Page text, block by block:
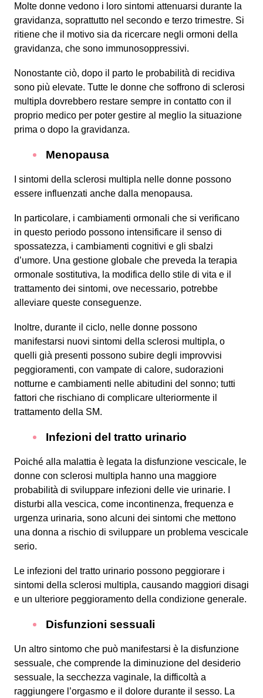
Molte donne vedono i loro sintomi attenuarsi durante la
gravidanza, soprattutto nel secondo e terzo trimestre. Si
ritiene che il motivo sia da ricercare negli ormoni della
gravidanza, che sono immunosoppressivi.
Nonostante ciò, dopo il parto le probabilità di recidiva
sono più elevate. Tutte le donne che soffrono di sclerosi
multipla dovrebbero restare sempre in contatto con il
proprio medico per poter gestire al meglio la situazione
prima o dopo la gravidanza.
Menopausa
I sintomi della sclerosi multipla nelle donne possono
essere influenzati anche dalla menopausa.
In particolare, i cambiamenti ormonali che si verificano
in questo periodo possono intensificare il senso di
spossatezza, i cambiamenti cognitivi e gli sbalzi
d’umore. Una gestione globale che preveda la terapia
ormonale sostitutiva, la modifica dello stile di vita e il
trattamento dei sintomi, ove necessario, potrebbe
alleviare queste conseguenze.
Inoltre, durante il ciclo, nelle donne possono
manifestarsi nuovi sintomi della sclerosi multipla, o
quelli già presenti possono subire degli improvvisi
peggioramenti, con vampate di calore, sudorazioni
notturne e cambiamenti nelle abitudini del sonno; tutti
fattori che rischiano di complicare ulteriormente il
trattamento della SM.
Infezioni del tratto urinario
Poiché alla malattia è legata la disfunzione vescicale, le
donne con sclerosi multipla hanno una maggiore
probabilità di sviluppare infezioni delle vie urinarie. I
disturbi alla vescica, come incontinenza, frequenza e
urgenza urinaria, sono alcuni dei sintomi che mettono
una donna a rischio di sviluppare un problema vescicale
serio.
Le infezioni del tratto urinario possono peggiorare i
sintomi della sclerosi multipla, causando maggiori disagi
e un ulteriore peggioramento della condizione generale.
Disfunzioni sessuali
Un altro sintomo che può manifestarsi è la disfunzione
sessuale, che comprende la diminuzione del desiderio
sessuale, la secchezza vaginale, la difficoltà a
raggiungere l’orgasmo e il dolore durante il sesso. La